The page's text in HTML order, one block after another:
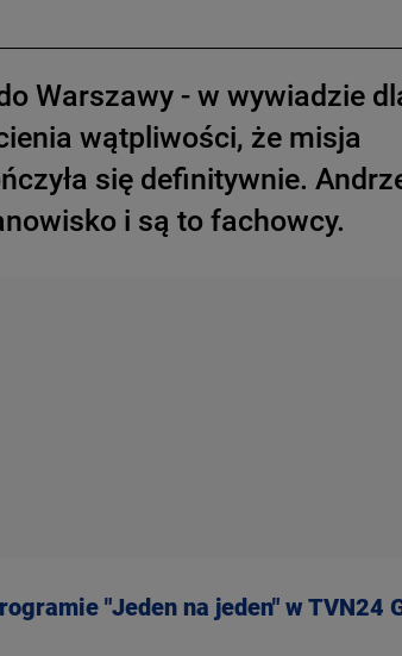
Warszawy - w wywiadzie
wątpliwości, że misja
się definitywnie.
i są to fachowcy.
"Jeden na jeden" w TVN24